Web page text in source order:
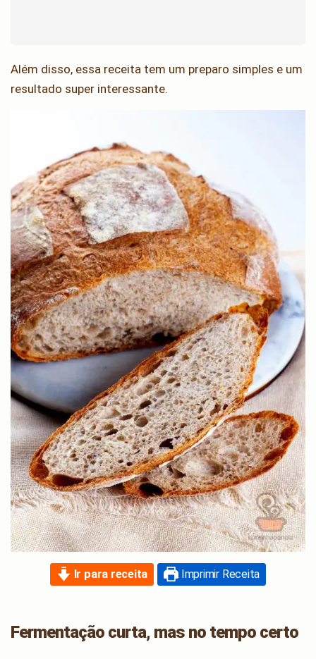
Além disso, essa receita tem um preparo simples e um
resultado super interessante.
Ir para receita Imprimir Receita
Fermentação curta, mas no tempo certo